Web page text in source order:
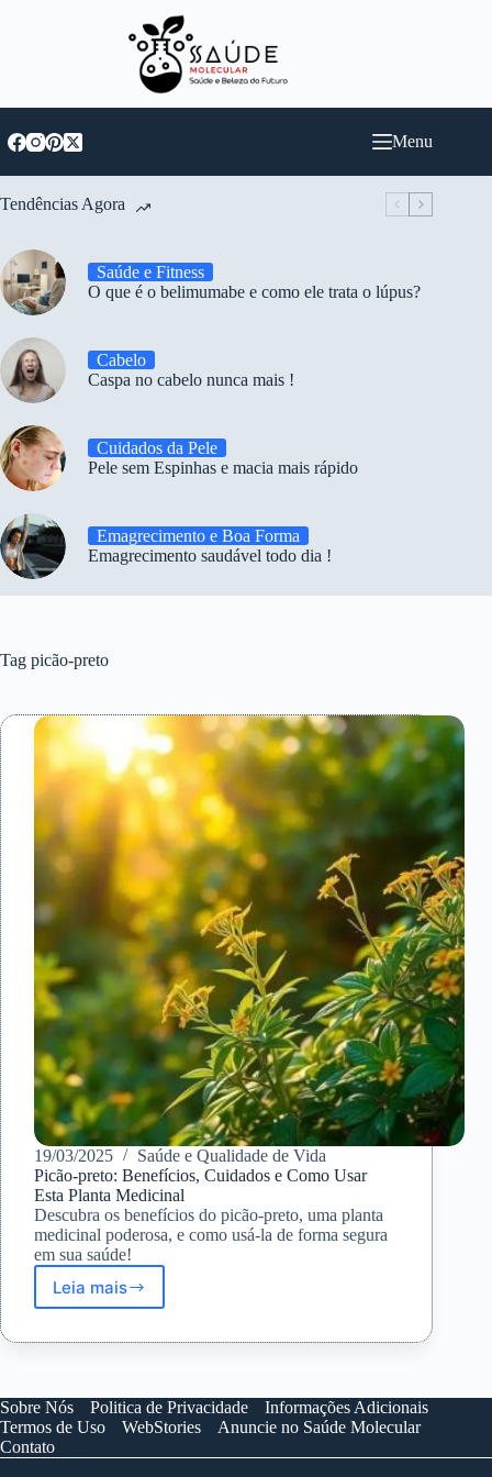
Menu
Tendências Agora
Saúde e Fitness
O que é o belimumabe e como ele trata o lúpus?
Cabelo
Caspa no cabelo nunca mais !
Cuidados da Pele
Pele sem Espinhas e macia mais rápido
Emagrecimento e Boa Forma
Emagrecimento saudável todo dia !
Tag picão-preto
19/03/2025
Saúde e Qualidade de Vida
Picão-preto: Benefícios, Cuidados e Como Usar
Esta Planta Medicinal
Descubra os benefícios do picão-preto, uma planta
medicinal poderosa, e como usá-la de forma segura
em sua saúde!
Leia mais
Picão-
Benefícios,
Como
Usar
Planta
Sobre Nós Politica de Privacidade
Informações Adicionais
Termos de Uso
WebStories
Anuncie no Saúde Molecular
Contato